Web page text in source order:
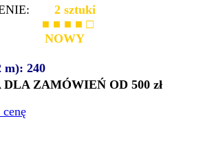
2 sztuki
■ ■ ■ ■ □
NOWY
m): 240
ZAMÓWIEŃ OD 500 zł